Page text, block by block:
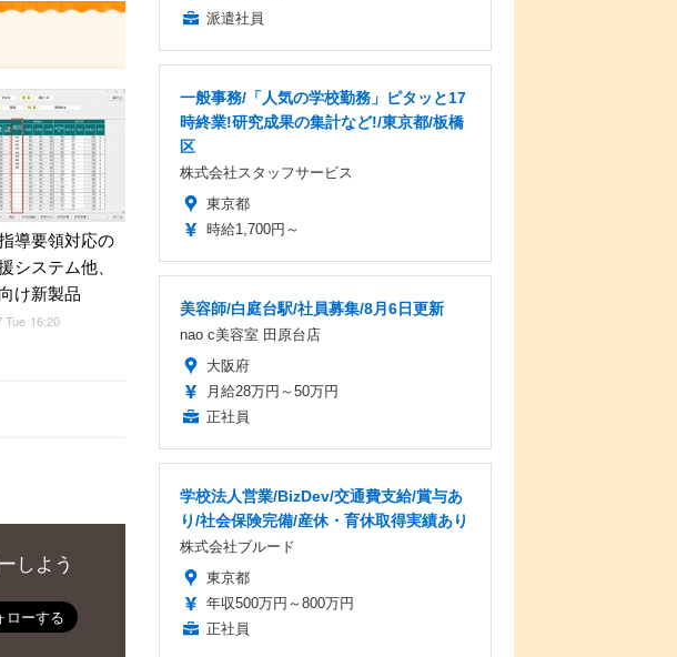
導要領対応の
システム他、
け新製品
Tue 16:20
しよう
派遣社員
一般事務/「人気の学校勤務」ピタッと17
時終業!研究成果の集計など!/東京都/板橋
区
株式会社スタッフサービス
東京都
時給1,700円～
美容師/白庭台駅/社員募集/8月6日更新
nao c美容室 田原台店
大阪府
月給28万円～50万円
正社員
学校法人営業/BizDev/交通費支給/賞与あ
り/社会保険完備/産休・育休取得実績あり
株式会社ブルード
東京都
年収500万円～800万円
正社員